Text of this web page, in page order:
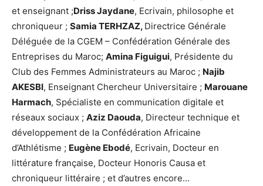
et enseignant ;Driss Jaydane, Ecrivain, philosophe et
chroniqueur ; Samia TERHZAZ, Directrice Générale
Déléguée de la CGEM – Confédération Générale des
Entreprises du Maroc; Amina Figuigui, Présidente du
Club des Femmes Administrateurs au Maroc ; Najib
AKESBI, Enseignant Chercheur Universitaire ; Marouane
Harmach, Spécialiste en communication digitale et
réseaux sociaux ; Aziz Daouda, Directeur technique et
développement de la Confédération Africaine
d’Athlétisme ; Eugène Ebodé, Ecrivain, Docteur en
littérature française, Docteur Honoris Causa et
chroniqueur littéraire ; et d’autres encore…